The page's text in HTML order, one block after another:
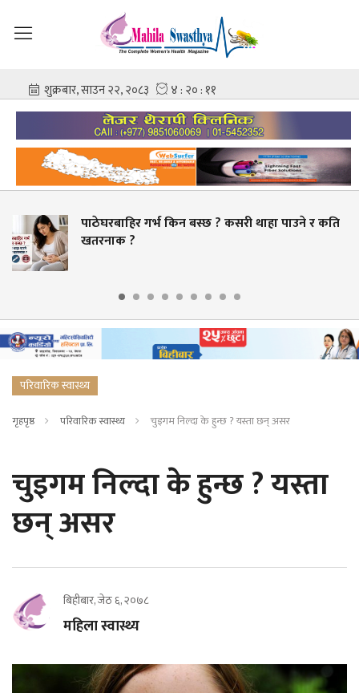
गर्भ किन बस्छ ? कसरी थाहा पाउने र कति
?
परिवारिक स्वास्थ्य
गृहपृष्ठ परिवारिक स्वास्थ्य चुइगम निल्दा के हुन्छ ? यस्ता छन् असर
चुइगम निल्दा के हुन्छ ? यस्ता
छन् असर
बिहीबार, जेठ ६, २०७८
महिला स्वास्थ्य